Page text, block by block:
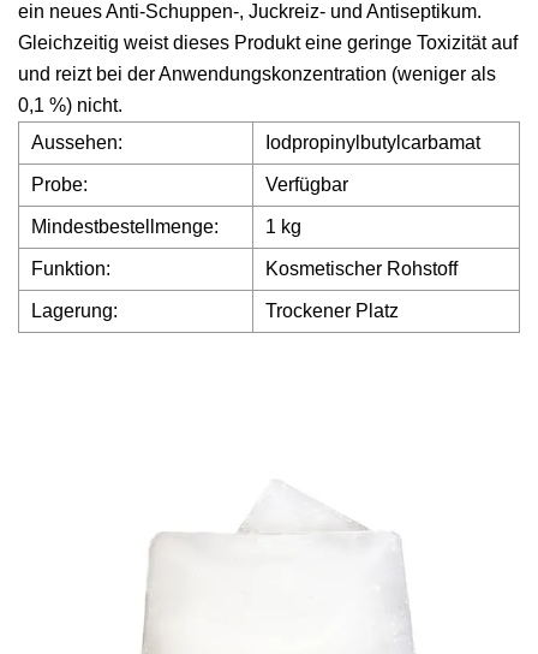
ein neues Anti-Schuppen-, Juckreiz- und Antiseptikum.
Gleichzeitig weist dieses Produkt eine geringe Toxizität auf
und reizt bei der Anwendungskonzentration (weniger als
0,1 %) nicht.
Aussehen:
Iodpropinylbutylcarbamat
Probe: Verfügbar
Mindestbestellmenge: 1 kg
Funktion: Kosmetischer Rohstoff
Lagerung: Trockener Platz